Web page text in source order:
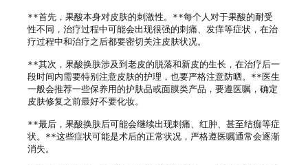
**首先，果酸本身对皮肤的刺激性。**每个人对于果酸的耐受
性不同，治疗过程中可能会出现很强的刺痛、发痒等症状，在治
疗过程中和治疗之后都要密切关注皮肤状况。
**其次，果酸换肤涉及到老皮的脱落和新皮的生长，在治疗后一
段时间内需要特别注意皮肤的护理，也要严格注意防晒。**医生
一般会推荐一些保养用的护肤品或面膜类产品，要遵医嘱，确定
皮肤修复之前最好不要化妆。
**最后，果酸换肤后可能会继续出现刺痛、红肿、甚至结痂等症
状。**这些症状可能是术后的正常状况，严格遵医嘱通常会逐渐
消失。